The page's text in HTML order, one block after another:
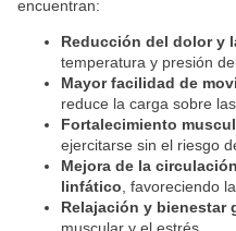
encuentran:
Reducción del dolor y
temperatura y presión
Mayor facilidad de
reduce la carga sobre
Fortalecimiento
ejercitarse sin el riesgo
Mejora de la
linfático, favoreciendo
Relajación y bienestar